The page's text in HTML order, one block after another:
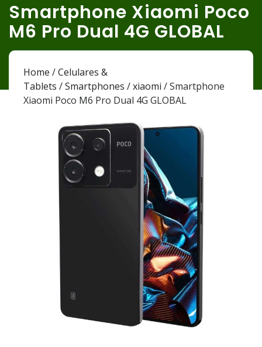
Smartphone Xiaomi Poco
M6 Pro Dual 4G GLOBAL
mixshoppjc
Smartphone Xiaomi Poco M6 Pro Dual 4G GLOBAL
Home /Celulares &
Tablets /Smartphones /xiaomi / Smartphone
Xiaomi Poco M6 Pro Dual 4G GLOBAL